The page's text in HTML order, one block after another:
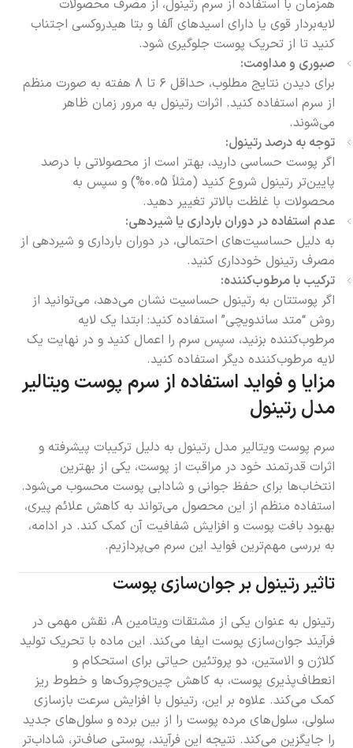
همزمان با استفاده از سرم رتینول، از مصرف محصولات
لایه‌بردار قوی یا دارای اسیدهای آلفا و بتا هیدروکسی اجتناب
کنید تا از تحریک پوست جلوگیری شود.
صبوری و مداومت:
برای دیدن نتایج مطلوب، حداقل ۶ تا ۸ هفته به صورت منظم
از سرم استفاده کنید. اثرات رتینول به مرور زمان ظاهر
می‌شوند.
توجه به درصد رتینول:
اگر پوست حساسی دارید، بهتر است از محصولاتی با درصد
پایین‌تر رتینول شروع کنید (مثلاً 0.05%) و سپس به
محصولات با غلظت بالاتر تغییر دهید.
عدم استفاده در دوران بارداری یا شیردهی:
به دلیل حساسیت‌های احتمالی، در دوران بارداری و شیردهی از
مصرف رتینول خودداری کنید.
ترکیب با مرطوب‌کننده:
اگر پوستتان به رتینول حساسیت نشان می‌دهد، می‌توانید از
روش “متد ساندویچی” استفاده کنید: ابتدا یک لایه
مرطوب‌کننده بزنید، سپس سرم را اعمال کنید و در نهایت یک
لایه مرطوب‌کننده دیگر استفاده کنید.
مزایا و فواید استفاده از سرم پوست ویتالیر
مدل رتینول
سرم پوست ویتالیر مدل رتینول به دلیل ترکیبات پیشرفته و
اثرات قدرتمند خود در مراقبت از پوست، یکی از بهترین
انتخاب‌ها برای حفظ جوانی و شادابی پوست محسوب می‌شود.
استفاده منظم از این محصول می‌تواند به کاهش علائم پیری،
بهبود بافت پوست و افزایش شفافیت آن کمک کند. در ادامه،
به بررسی مهم‌ترین فواید این سرم می‌پردازیم.
تاثیر رتینول بر جوان‌سازی پوست
رتینول به عنوان یکی از مشتقات ویتامین A، نقش مهمی در
فرآیند جوان‌سازی پوست ایفا می‌کند. این ماده با تحریک تولید
کلاژن و الاستین، دو پروتئین حیاتی برای استحکام و
انعطاف‌پذیری پوست، به کاهش چین‌وچروک‌ها و خطوط ریز
کمک می‌کند. علاوه بر این، رتینول با افزایش سرعت بازسازی
سلولی، سلول‌های مرده پوست را از بین برده و سلول‌های جدید
را جایگزین می‌کند. نتیجه این فرآیند، پوستی صاف‌تر، شاداب‌تر